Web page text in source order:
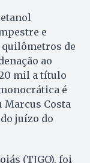
e
quilômetros de
ao
mil a título
é
Marcus Costa
juízo do
(TJGO), foi